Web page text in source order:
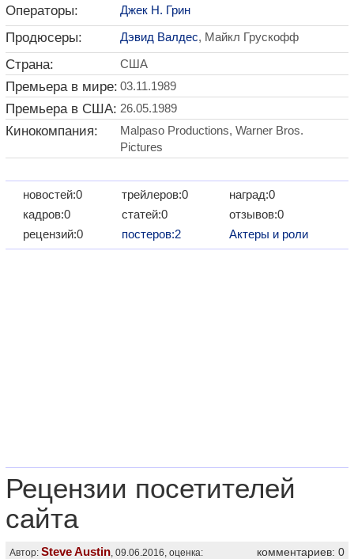
Операторы: Джек Н. Грин
Продюсеры: Дэвид Валдес, Майкл Грускофф
Страна: США
Премьера в мире: 03.11.1989
Премьера в США: 26.05.1989
Кинокомпания:
Malpaso Productions, Warner Bros.
Pictures
новостей:0
кадров:0
рецензий:0
трейлеров:0
статей:0
постеров:2
наград:0
отзывов:0
Актеры и роли
Рецензии посетителей
сайта
Автор: Steve Austin, 09.06.2016, оценка:
комментариев: 0